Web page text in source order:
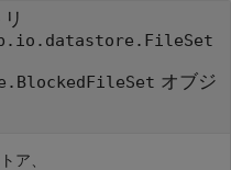
オブジ
ア、